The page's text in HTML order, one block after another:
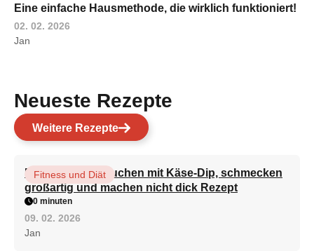
Eine einfache Hausmethode, die wirklich funktioniert!
02. 02. 2026
Jan
Neueste Rezepte
Weitere Rezepte
Brokkoli-Pfannkuchen mit Käse-Dip, schmecken
großartig und machen nicht dick Rezept
Fitness und Diät
0 minuten
09. 02. 2026
Jan